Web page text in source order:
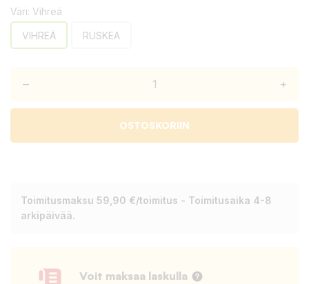
Väri: Vihreä
VIHREÄ RUSKEA
– +
OSTOSKORIIN
Toimitusmaksu 59,90 €/toimitus - Toimitusaika 4-8
arkipäivää.
Voit maksaa laskulla